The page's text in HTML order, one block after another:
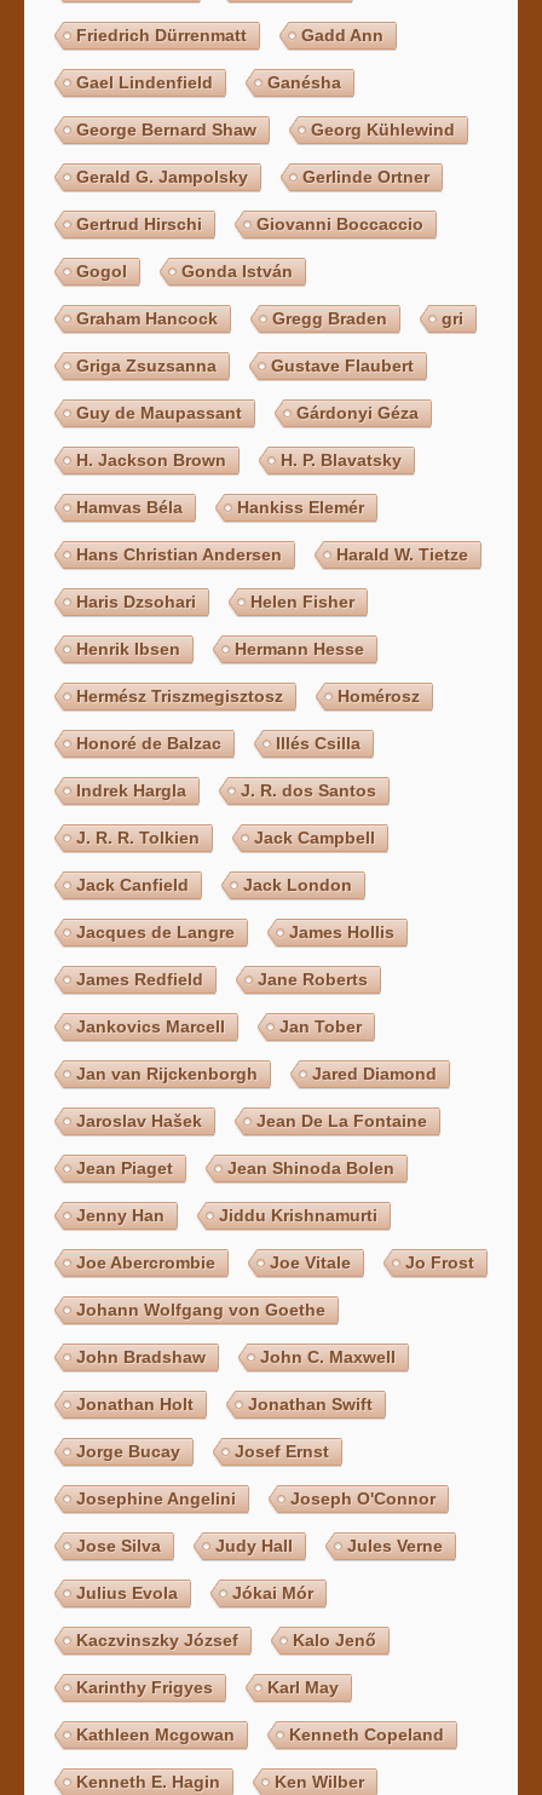
Friedrich Dürrenmatt Gadd Ann
Gael Lindenfield Ganésha
George Bernard Shaw Georg Kühlewind
Gerald G. Jampolsky Gerlinde Ortner
Gertrud Hirschi Giovanni Boccaccio
Gogol Gonda István
Graham Hancock Gregg Braden gri
Griga Zsuzsanna Gustave Flaubert
Guy de Maupassant Gárdonyi Géza
H. Jackson Brown H. P. Blavatsky
Hamvas Béla Hankiss Elemér
Hans Christian Andersen Harald W. Tietze
Haris Dzsohari Helen Fisher
Henrik Ibsen Hermann Hesse
Hermész Triszmegisztosz Homérosz
Honoré de Balzac Illés Csilla
Indrek Hargla J. R. dos Santos
J. R. R. Tolkien Jack Campbell
Jack Canfield Jack London
Jacques de Langre James Hollis
James Redfield Jane Roberts
Jankovics Marcell Jan Tober
Jan van Rijckenborgh Jared Diamond
Jaroslav Hašek Jean De La Fontaine
Jean Piaget Jean Shinoda Bolen
Jenny Han Jiddu Krishnamurti
Joe Abercrombie Joe Vitale Jo Frost
Johann Wolfgang von Goethe
John Bradshaw John C. Maxwell
Jonathan Holt Jonathan Swift
Jorge Bucay Josef Ernst
Josephine Angelini Joseph O'Connor
Jose Silva Judy Hall Jules Verne
Julius Evola Jókai Mór
Kaczvinszky József Kalo Jenő
Karinthy Frigyes Karl May
Kathleen Mcgowan Kenneth Copeland
Kenneth E. Hagin Ken Wilber